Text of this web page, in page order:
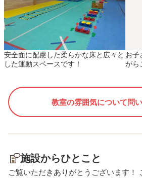
〒341-0018 埼玉県三郷市早
稲田2-7-2 メゾンドベール早
稲田ⅡA店舗 〇TEL：050-
1793-5640
安全面に配慮した柔らかな床と広々と
した運動スペースです！
お子
がら
教室の雰囲気について問
施設からひとこと
ご覧いただきありがとうございます！